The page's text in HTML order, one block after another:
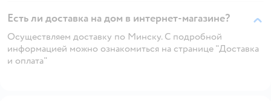
Есть ли доставка на дом в интернет-магазине?
Осуществляем доставку по Минску. С подробной
информацией можно ознакомиться на странице "Доставка
и оплата"